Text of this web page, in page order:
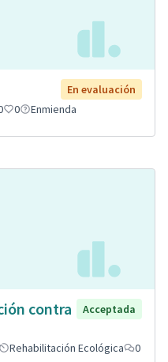
En evaluación
0 Enmienda
contra
Acceptada
Rehabilitación Ecológica
0